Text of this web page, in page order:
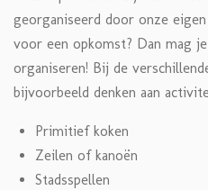
georganiseerd door onze
voor een opkomst? Dan mag
organiseren! Bij de
bijvoorbeeld denken aan
Primitief koken
Zeilen of kanoën
Stadsspellen